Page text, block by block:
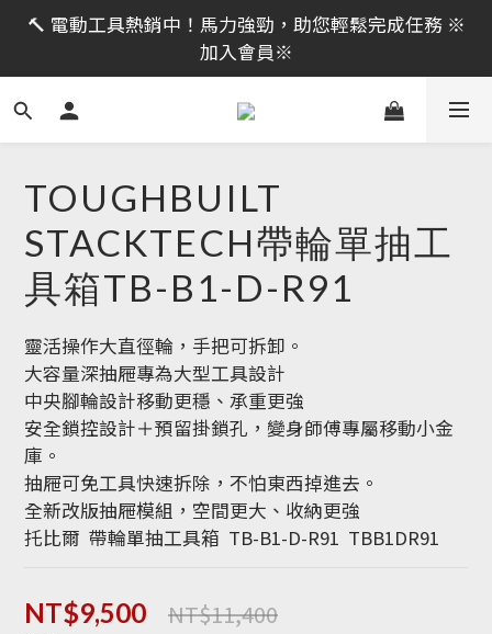
限時活動｜全館消費滿 NT$599 即享免運費，工具補貨
趁現在！立即逛活動商品
🔨 電動工具熱銷中！馬力強勁，助您輕鬆完成任務 ※
加入會員※
限時活動｜全館消費滿 NT$599 即享免運費，工具補貨
趁現在！立即逛活動商品
TOUGHBUILT
STACKTECH帶輪單抽工
具箱TB-B1-D-R91
靈活操作大直徑輪，手把可拆卸。
大容量深抽屜專為大型工具設計
中央腳輪設計移動更穩、承重更強
安全鎖控設計＋預留掛鎖孔，變身師傅專屬移動小金
庫。
抽屜可免工具快速拆除，不怕東西掉進去。
全新改版抽屜模組，空間更大、收納更強
托比爾  帶輪單抽工具箱  TB-B1-D-R91  TBB1DR91
NT$9,500 NT$11,400